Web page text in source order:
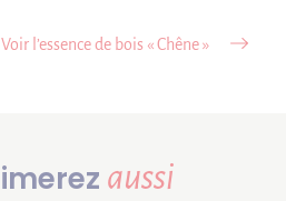
Voir l’essence de bois « Chêne »
aussi